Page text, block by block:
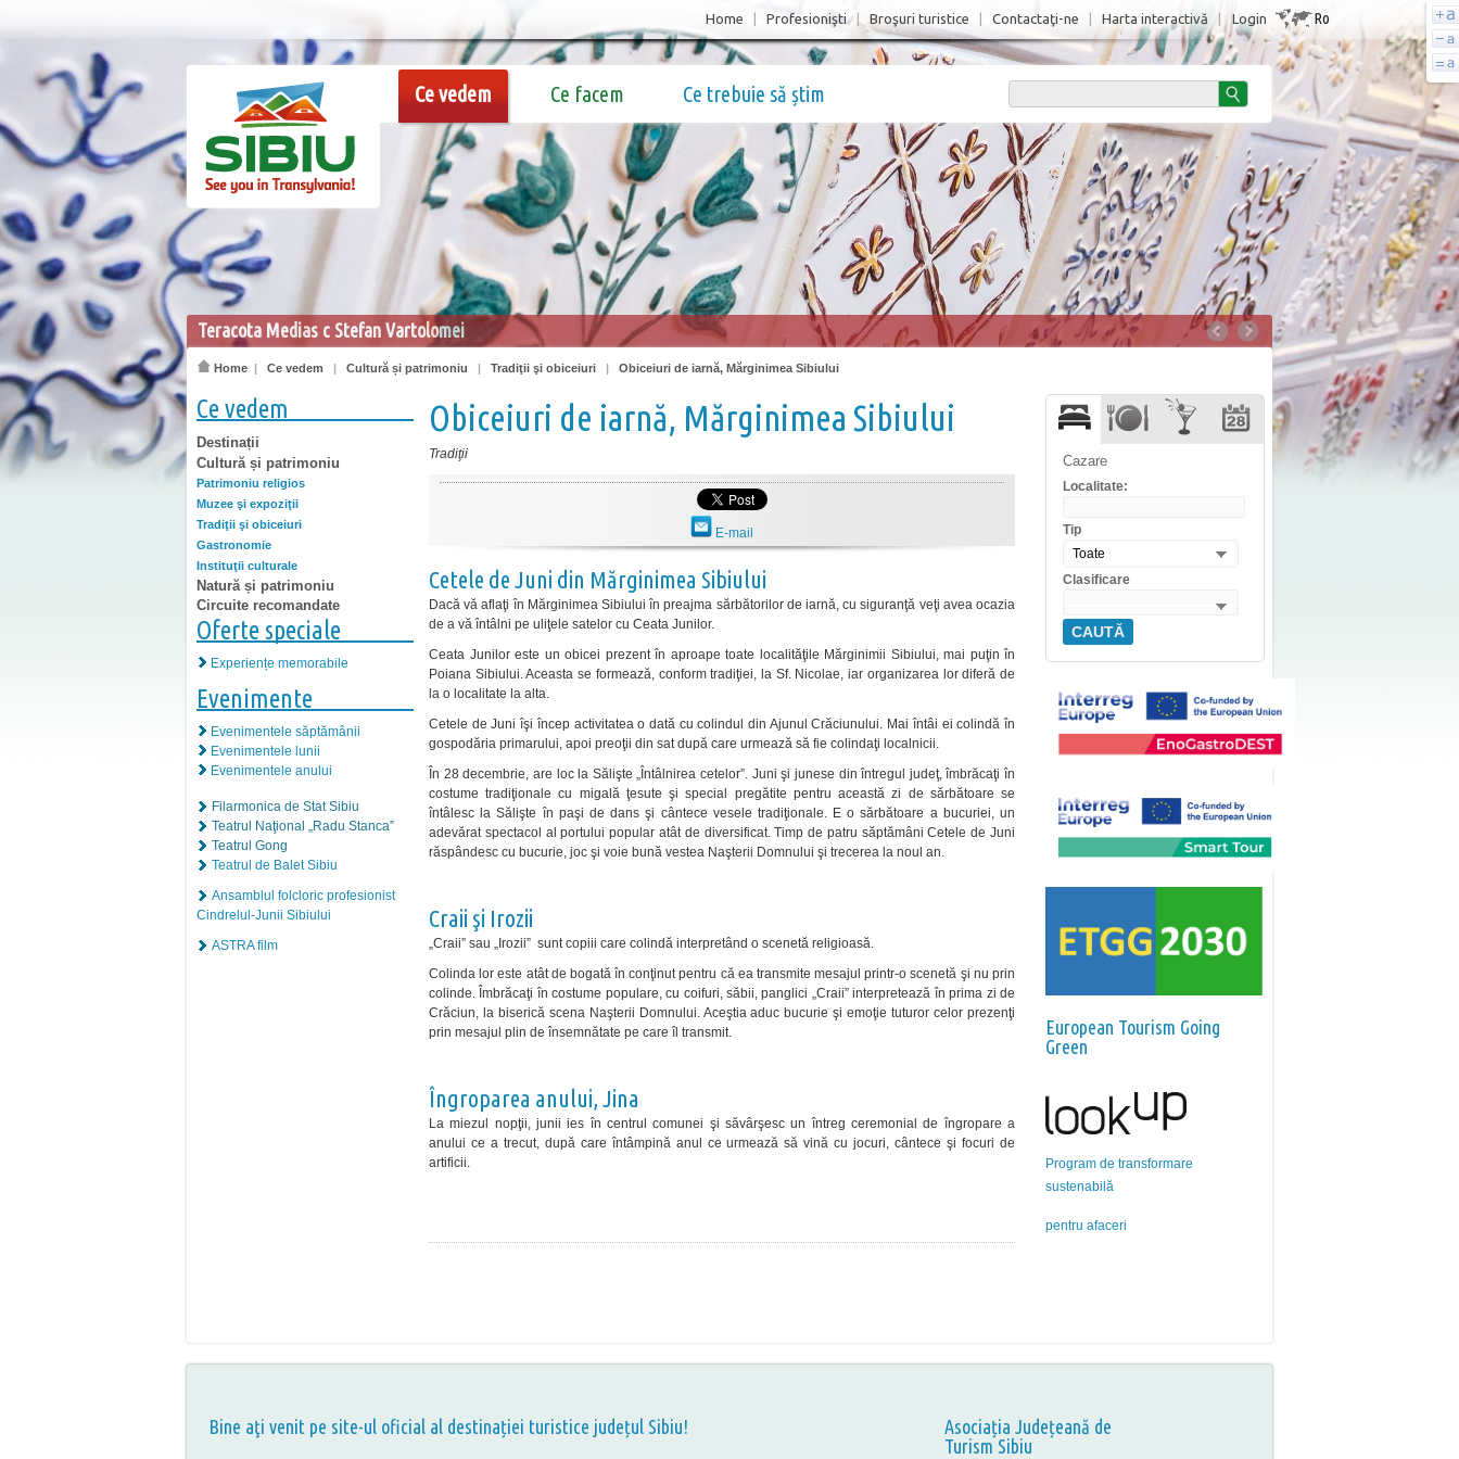
Login Ro
Home Profesionişti Broşuri turistice Contactaţi-ne Harta interactivă
Ce vedem Ce facem Ce trebuie să știm
Teracota Medias c Stefan Vartolomei
Home | Ce vedem | Cultură și patrimoniu | Tradiţii şi obiceiuri | Obiceiuri de iarnă, Mărginimea Sibiului
Ce vedem
Destinații
Cultură și patrimoniu
Patrimoniu religios
Muzee şi expoziţii
Tradiţii şi obiceiuri
Gastronomie
Instituţii culturale
Natură și patrimoniu
Circuite recomandate
Oferte speciale
Experiențe memorabile
Evenimente
Evenimentele săptămânii
Evenimentele lunii
Evenimentele anului
Filarmonica de Stat Sibiu
Teatrul Naţional „Radu Stanca”
Teatrul Gong
Teatrul de Balet Sibiu
Ansamblul folcloric profesionist
Cindrelul-Junii Sibiului
ASTRA film
Obiceiuri de iarnă, Mărginimea Sibiului
Tradiţii
E-mail
Cetele de Juni din Mărginimea Sibiului
Dacă vă aflaţi în Mărginimea Sibiului în preajma sărbătorilor de iarnă, cu siguranţă veţi avea ocazia
de a vă întâlni pe uliţele satelor cu Ceata Junilor.
Ceata Junilor este un obicei prezent în aproape toate localităţile Mărginimii Sibiului, mai puţin în
Poiana Sibiului. Aceasta se formează, conform tradiţiei, la Sf. Nicolae, iar organizarea lor diferă de
la o localitate la alta.
Cetele de Juni îşi încep activitatea o dată cu colindul din Ajunul Crăciunului. Mai întâi ei colindă în
gospodăria primarului, apoi preoţii din sat după care urmează să fie colindaţi localnicii.
În 28 decembrie, are loc la Sălişte „Întâlnirea cetelor”. Juni şi junese din întregul judeţ, îmbrăcaţi în
costume tradiţionale cu migală ţesute şi special pregătite pentru această zi de sărbătoare se
întâlesc la Sălişte în paşi de dans şi cântece vesele tradiţionale. E o sărbătoare a bucuriei, un
adevărat spectacol al portului popular atât de diversificat. Timp de patru săptămâni Cetele de Juni
răspândesc cu bucurie, joc şi voie bună vestea Naşterii Domnului şi trecerea la noul an.
Craii şi Irozii
„Craii” sau „Irozii” sunt copiii care colindă interpretând o scenetă religioasă.
Colinda lor este atât de bogată în conţinut pentru că ea transmite mesajul printr-o scenetă şi nu prin
colinde. Îmbrăcaţi în costume populare, cu coifuri, săbii, panglici „Craii” interpretează în prima zi de
Crăciun, la biserică scena Naşterii Domnului. Aceştia aduc bucurie şi emoţie tuturor celor prezenţi
prin mesajul plin de însemnătate pe care îl transmit.
Îngroparea anului, Jina
La miezul nopţii, junii ies în centrul comunei şi săvârşesc un întreg ceremonial de îngropare a
anului ce a trecut, după care întâmpină anul ce urmează să vină cu jocuri, cântece şi focuri de
artificii.
Cazare
Localitate:
Tip
Toate
Clasificare
CAUTĂ
European Tourism Going
Green
Program de transformare
sustenabilă
pentru afaceri
Bine aţi venit pe site-ul oficial al destinației turistice județul Sibiu!
Asociația Județeană de
Turism Sibiu